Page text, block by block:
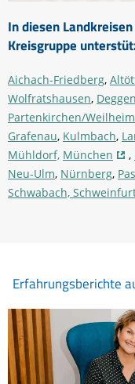
In diesen
Kreisgruppe
Aichach-Friedberg,
Wolfratshausen,
Partenkirchen/Weilheim
Grafenau, Kulmbach,
Mühldorf, München ,
Neu-Ulm, Nürnberg,
Schwabach,
Erfahrungsberichte